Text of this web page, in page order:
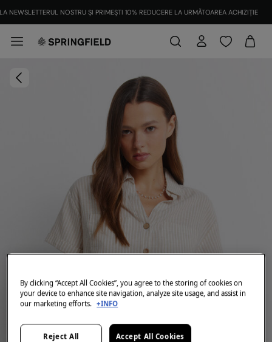
NEWSLETTERUL NOSTRU ȘI PRIMEȘTI 10% REDUCERE LA URMĂTOAREA ACHIZIȚIE
By clicking “Accept All Cookies”, you agree to the storing of cookies on
your device to enhance site navigation, analyze site usage, and assist in
our marketing efforts. +INFO
Reject All Accept All Cookies